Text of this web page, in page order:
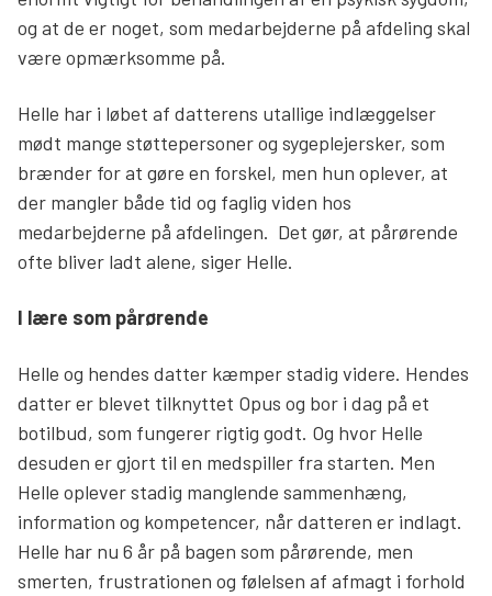
og at de er noget, som medarbejderne på afdeling skal
være opmærksomme på.
Helle har i løbet af datterens utallige indlæggelser
mødt mange støttepersoner og sygeplejersker, som
brænder for at gøre en forskel, men hun oplever, at
der mangler både tid og faglig viden hos
medarbejderne på afdelingen. Det gør, at pårørende
ofte bliver ladt alene, siger Helle.
I lære som pårørende
Helle og hendes datter kæmper stadig videre. Hendes
datter er blevet tilknyttet Opus og bor i dag på et
botilbud, som fungerer rigtig godt. Og hvor Helle
desuden er gjort til en medspiller fra starten. Men
Helle oplever stadig manglende sammenhæng,
information og kompetencer, når datteren er indlagt.
Helle har nu 6 år på bagen som pårørende, men
smerten, frustrationen og følelsen af afmagt i forhold